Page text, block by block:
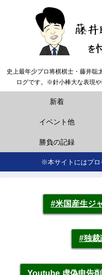
史上最年少プロ将棋棋士・藤井聡
ログです。※針小棒大な表現
新着
イベント他
勝負の記録
※本サイトにはプロ
#米国産生ジ
#独裁
Youtube 虚偽申告